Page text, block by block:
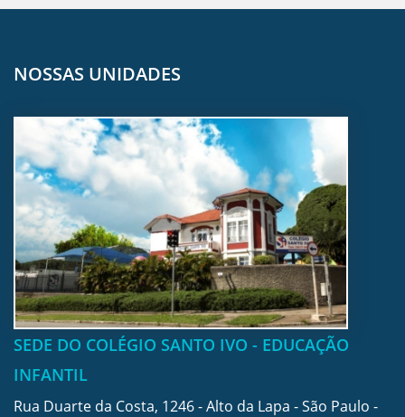
NOSSAS UNIDADES
SEDE DO COLÉGIO SANTO IVO - EDUCAÇÃO
INFANTIL
Rua Duarte da Costa, 1246 - Alto da Lapa - São Paulo -